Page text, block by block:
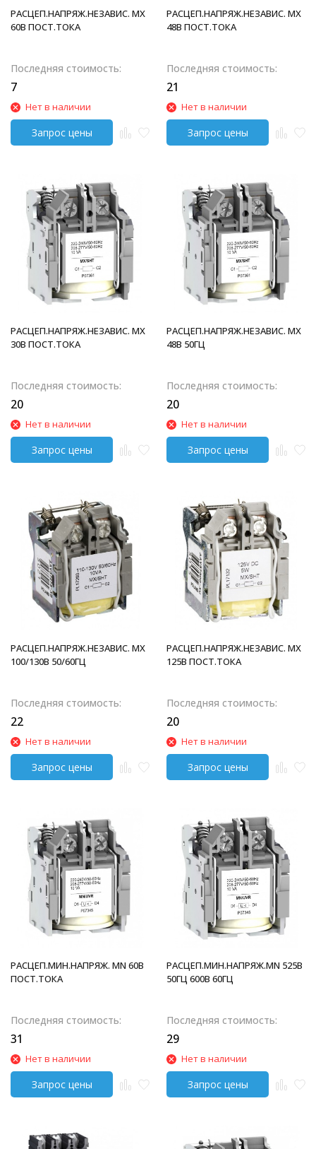
РАСЦЕП.НАПРЯЖ.НЕЗАВИС. MX
60В ПОСТ.ТОКА
Последняя стоимость:
7
Нет в наличии
РАСЦЕП.НАПРЯЖ.НЕЗАВИС. MX
48В ПОСТ.ТОКА
Последняя стоимость:
21
Нет в наличии
РАСЦЕП.НАПРЯЖ.НЕЗАВИС. MX
30В ПОСТ.ТОКА
Последняя стоимость:
20
Нет в наличии
РАСЦЕП.НАПРЯЖ.НЕЗАВИС. MX
48В 50ГЦ
Последняя стоимость:
20
Нет в наличии
РАСЦЕП.НАПРЯЖ.НЕЗАВИС. MX
100/130В 50/60ГЦ
Последняя стоимость:
22
Нет в наличии
РАСЦЕП.НАПРЯЖ.НЕЗАВИС. MX
125В ПОСТ.ТОКА
Последняя стоимость:
20
Нет в наличии
РАСЦЕП.МИН.НАПРЯЖ. MN 60В
ПОСТ.ТОКА
Последняя стоимость:
31
Нет в наличии
РАСЦЕП.МИН.НАПРЯЖ.MN 525В
50ГЦ 600В 60ГЦ
Последняя стоимость:
29
Нет в наличии